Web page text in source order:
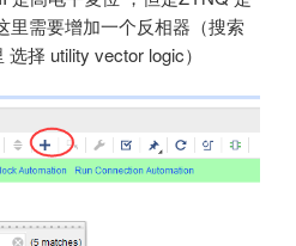
里需要增加一个反相器（搜索
择 utility vector logic）